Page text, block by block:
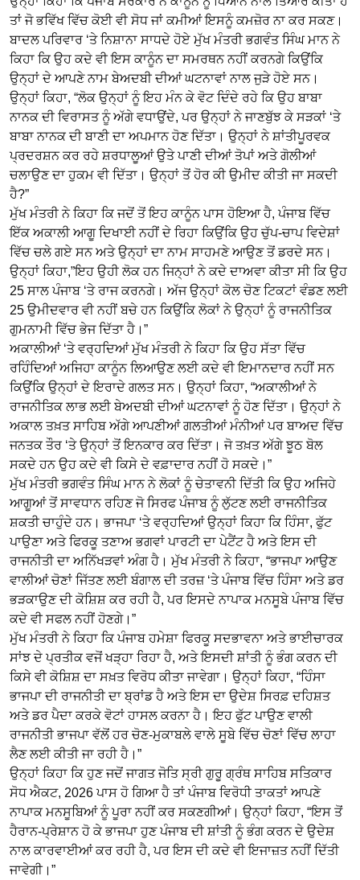
ਤਾਂ ਜੋ ਭਵਿੱਖ ਵਿੱਚ ਕੋਈ ਵੀ ਸੋਧ ਜਾਂ ਕਮੀਆਂ ਇਸਨੂੰ ਕਮਜ਼ੋਰ ਨਾ ਕਰ ਸਕਣ।
ਬਾਦਲ ਪਰਿਵਾਰ ‘ਤੇ ਨਿਸ਼ਾਨਾ ਸਾਧਦੇ ਹੋਏ ਮੁੱਖ ਮੰਤਰੀ ਭਗਵੰਤ ਸਿੰਘ ਮਾਨ ਨੇ
ਕਿਹਾ ਕਿ ਉਹ ਕਦੇ ਵੀ ਇਸ ਕਾਨੂੰਨ ਦਾ ਸਮਰਥਨ ਨਹੀਂ ਕਰਨਗੇ ਕਿਉਂਕਿ
ਉਨ੍ਹਾਂ ਦੇ ਆਪਣੇ ਨਾਮ ਬੇਅਦਬੀ ਦੀਆਂ ਘਟਨਾਵਾਂ ਨਾਲ ਜੁੜੇ ਹੋਏ ਸਨ।
ਉਨ੍ਹਾਂ ਕਿਹਾ, “ਲੋਕ ਉਨ੍ਹਾਂ ਨੂੰ ਇਹ ਮੰਨ ਕੇ ਵੋਟ ਦਿੰਦੇ ਰਹੇ ਕਿ ਉਹ ਬਾਬਾ
ਨਾਨਕ ਦੀ ਵਿਰਾਸਤ ਨੂੰ ਅੱਗੇ ਵਧਾਉਂਦੇ, ਪਰ ਉਨ੍ਹਾਂ ਨੇ ਜਾਣਬੁੱਝ ਕੇ ਸੜਕਾਂ ‘ਤੇ
ਬਾਬਾ ਨਾਨਕ ਦੀ ਬਾਣੀ ਦਾ ਅਪਮਾਨ ਹੋਣ ਦਿੱਤਾ। ਉਨ੍ਹਾਂ ਨੇ ਸ਼ਾਂਤੀਪੂਰਵਕ
ਪ੍ਰਦਰਸ਼ਨ ਕਰ ਰਹੇ ਸ਼ਰਧਾਲੂਆਂ ਉਤੇ ਪਾਣੀ ਦੀਆਂ ਤੋਪਾਂ ਅਤੇ ਗੋਲੀਆਂ
ਚਲਾਉਣ ਦਾ ਹੁਕਮ ਵੀ ਦਿੱਤਾ। ਉਨ੍ਹਾਂ ਤੋਂ ਹੋਰ ਕੀ ਉਮੀਦ ਕੀਤੀ ਜਾ ਸਕਦੀ
ਹੈ?”
ਮੁੱਖ ਮੰਤਰੀ ਨੇ ਕਿਹਾ ਕਿ ਜਦੋਂ ਤੋਂ ਇਹ ਕਾਨੂੰਨ ਪਾਸ ਹੋਇਆ ਹੈ, ਪੰਜਾਬ ਵਿੱਚ
ਇੱਕ ਅਕਾਲੀ ਆਗੂ ਦਿਖਾਈ ਨਹੀਂ ਦੇ ਰਿਹਾ ਕਿਉਂਕਿ ਉਹ ਚੁੱਪ-ਚਾਪ ਵਿਦੇਸ਼ਾਂ
ਵਿੱਚ ਚਲੇ ਗਏ ਸਨ ਅਤੇ ਉਨ੍ਹਾਂ ਦਾ ਨਾਮ ਸਾਹਮਣੇ ਆਉਣ ਤੋਂ ਡਰਦੇ ਸਨ।
ਉਨ੍ਹਾਂ ਕਿਹਾ,”ਇਹ ਉਹੀ ਲੋਕ ਹਨ ਜਿਨ੍ਹਾਂ ਨੇ ਕਦੇ ਦਾਅਵਾ ਕੀਤਾ ਸੀ ਕਿ ਉਹ
25 ਸਾਲ ਪੰਜਾਬ ‘ਤੇ ਰਾਜ ਕਰਨਗੇ। ਅੱਜ ਉਨ੍ਹਾਂ ਕੋਲ ਚੋਣ ਟਿਕਟਾਂ ਵੰਡਣ ਲਈ
25 ਉਮੀਦਵਾਰ ਵੀ ਨਹੀਂ ਬਚੇ ਹਨ ਕਿਉਂਕਿ ਲੋਕਾਂ ਨੇ ਉਨ੍ਹਾਂ ਨੂੰ ਰਾਜਨੀਤਿਕ
ਗੁਮਨਾਮੀ ਵਿੱਚ ਭੇਜ ਦਿੱਤਾ ਹੈ।”
ਅਕਾਲੀਆਂ ‘ਤੇ ਵਰ੍ਹਦਿਆਂ ਮੁੱਖ ਮੰਤਰੀ ਨੇ ਕਿਹਾ ਕਿ ਉਹ ਸੱਤਾ ਵਿੱਚ
ਰਹਿੰਦਿਆਂ ਅਜਿਹਾ ਕਾਨੂੰਨ ਲਿਆਉਣ ਲਈ ਕਦੇ ਵੀ ਇਮਾਨਦਾਰ ਨਹੀਂ ਸਨ
ਕਿਉਂਕਿ ਉਨ੍ਹਾਂ ਦੇ ਇਰਾਦੇ ਗਲਤ ਸਨ। ਉਨ੍ਹਾਂ ਕਿਹਾ, “ਅਕਾਲੀਆਂ ਨੇ
ਰਾਜਨੀਤਿਕ ਲਾਭ ਲਈ ਬੇਅਦਬੀ ਦੀਆਂ ਘਟਨਾਵਾਂ ਨੂੰ ਹੋਣ ਦਿੱਤਾ। ਉਨ੍ਹਾਂ ਨੇ
ਅਕਾਲ ਤਖ਼ਤ ਸਾਹਿਬ ਅੱਗੇ ਆਪਣੀਆਂ ਗਲਤੀਆਂ ਮੰਨੀਆਂ ਪਰ ਬਾਅਦ ਵਿੱਚ
ਜਨਤਕ ਤੌਰ ‘ਤੇ ਉਨ੍ਹਾਂ ਤੋਂ ਇਨਕਾਰ ਕਰ ਦਿੱਤਾ। ਜੋ ਤਖ਼ਤ ਅੱਗੇ ਝੂਠ ਬੋਲ
ਸਕਦੇ ਹਨ ਉਹ ਕਦੇ ਵੀ ਕਿਸੇ ਦੇ ਵਫ਼ਾਦਾਰ ਨਹੀਂ ਹੋ ਸਕਦੇ।”
ਮੁੱਖ ਮੰਤਰੀ ਭਗਵੰਤ ਸਿੰਘ ਮਾਨ ਨੇ ਲੋਕਾਂ ਨੂੰ ਚੇਤਾਵਨੀ ਦਿੱਤੀ ਕਿ ਉਹ ਅਜਿਹੇ
ਆਗੂਆਂ ਤੋਂ ਸਾਵਧਾਨ ਰਹਿਣ ਜੋ ਸਿਰਫ ਪੰਜਾਬ ਨੂੰ ਲੁੱਟਣ ਲਈ ਰਾਜਨੀਤਿਕ
ਸ਼ਕਤੀ ਚਾਹੁੰਦੇ ਹਨ। ਭਾਜਪਾ ‘ਤੇ ਵਰ੍ਹਦਿਆਂ ਉਨ੍ਹਾਂ ਕਿਹਾ ਕਿ ਹਿੰਸਾ, ਫੁੱਟ
ਪਾਉਣਾ ਅਤੇ ਫਿਰਕੂ ਤਣਾਅ ਭਗਵਾਂ ਪਾਰਟੀ ਦਾ ਪੇਟੈਂਟ ਹੈ ਅਤੇ ਇਸ ਦੀ
ਰਾਜਨੀਤੀ ਦਾ ਅਨਿੱਖੜਵਾਂ ਅੰਗ ਹੈ। ਮੁੱਖ ਮੰਤਰੀ ਨੇ ਕਿਹਾ, “ਭਾਜਪਾ ਆਉਣ
ਵਾਲੀਆਂ ਚੋਣਾਂ ਜਿੱਤਣ ਲਈ ਬੰਗਾਲ ਦੀ ਤਰਜ਼ ‘ਤੇ ਪੰਜਾਬ ਵਿੱਚ ਹਿੰਸਾ ਅਤੇ ਡਰ
ਭੜਕਾਉਣ ਦੀ ਕੋਸ਼ਿਸ਼ ਕਰ ਰਹੀ ਹੈ, ਪਰ ਇਸਦੇ ਨਾਪਾਕ ਮਨਸੂਬੇ ਪੰਜਾਬ ਵਿੱਚ
ਕਦੇ ਵੀ ਸਫਲ ਨਹੀਂ ਹੋਣਗੇ।”
ਮੁੱਖ ਮੰਤਰੀ ਨੇ ਕਿਹਾ ਕਿ ਪੰਜਾਬ ਹਮੇਸ਼ਾ ਫਿਰਕੂ ਸਦਭਾਵਨਾ ਅਤੇ ਭਾਈਚਾਰਕ
ਸਾਂਝ ਦੇ ਪ੍ਰਤੀਕ ਵਜੋਂ ਖੜ੍ਹਾ ਰਿਹਾ ਹੈ, ਅਤੇ ਇਸਦੀ ਸ਼ਾਂਤੀ ਨੂੰ ਭੰਗ ਕਰਨ ਦੀ
ਕਿਸੇ ਵੀ ਕੋਸ਼ਿਸ਼ ਦਾ ਸਖ਼ਤ ਵਿਰੋਧ ਕੀਤਾ ਜਾਵੇਗਾ। ਉਨ੍ਹਾਂ ਕਿਹਾ, “ਹਿੰਸਾ
ਭਾਜਪਾ ਦੀ ਰਾਜਨੀਤੀ ਦਾ ਬ੍ਰਾਂਡ ਹੈ ਅਤੇ ਇਸ ਦਾ ਉਦੇਸ਼ ਸਿਰਫ਼ ਦਹਿਸ਼ਤ
ਅਤੇ ਡਰ ਪੈਦਾ ਕਰਕੇ ਵੋਟਾਂ ਹਾਸਲ ਕਰਨਾ ਹੈ। ਇਹ ਫੁੱਟ ਪਾਉਣ ਵਾਲੀ
ਰਾਜਨੀਤੀ ਭਾਜਪਾ ਵੱਲੋਂ ਹਰ ਚੋਣ-ਮੁਕਾਬਲੇ ਵਾਲੇ ਸੂਬੇ ਵਿੱਚ ਚੋਣਾਂ ਵਿੱਚ ਲਾਹਾ
ਲੈਣ ਲਈ ਕੀਤੀ ਜਾ ਰਹੀ ਹੈ।”
ਉਨ੍ਹਾਂ ਕਿਹਾ ਕਿ ਹੁਣ ਜਦੋਂ ਜਾਗਤ ਜੋਤਿ ਸ੍ਰੀ ਗੁਰੂ ਗ੍ਰੰਥ ਸਾਹਿਬ ਸਤਿਕਾਰ
ਸੋਧ ਐਕਟ, 2026 ਪਾਸ ਹੋ ਗਿਆ ਹੈ ਤਾਂ ਪੰਜਾਬ ਵਿਰੋਧੀ ਤਾਕਤਾਂ ਆਪਣੇ
ਨਾਪਾਕ ਮਨਸੂਬਿਆਂ ਨੂੰ ਪੂਰਾ ਨਹੀਂ ਕਰ ਸਕਣਗੀਆਂ। ਉਨ੍ਹਾਂ ਕਿਹਾ, “ਇਸ ਤੋਂ
ਹੈਰਾਨ-ਪ੍ਰੇਸ਼ਾਨ ਹੋ ਕੇ ਭਾਜਪਾ ਹੁਣ ਪੰਜਾਬ ਦੀ ਸ਼ਾਂਤੀ ਨੂੰ ਭੰਗ ਕਰਨ ਦੇ ਉਦੇਸ਼
ਨਾਲ ਕਾਰਵਾਈਆਂ ਕਰ ਰਹੀ ਹੈ, ਪਰ ਇਸ ਦੀ ਕਦੇ ਵੀ ਇਜਾਜ਼ਤ ਨਹੀਂ ਦਿੱਤੀ
ਜਾਵੇਗੀ।”